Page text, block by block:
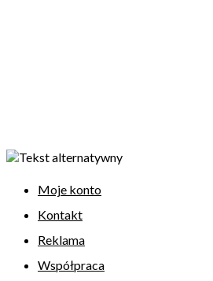
Moje konto
Kontakt
Reklama
Współpraca